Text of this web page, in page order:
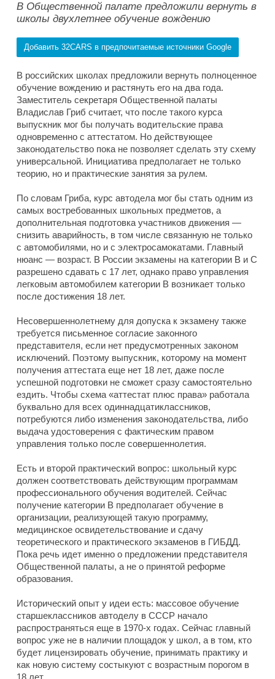
В Общественной палате предложили вернуть в
школы двухлетнее обучение вождению
Добавить 32CARS в предпочитаемые источники Google
В российских школах предложили вернуть полноценное
обучение вождению и растянуть его на два года.
Заместитель секретаря Общественной палаты
Владислав Гриб считает, что после такого курса
выпускник мог бы получать водительские права
одновременно с аттестатом. Но действующее
законодательство пока не позволяет сделать эту схему
универсальной. Инициатива предполагает не только
теорию, но и практические занятия за рулем.
По словам Гриба, курс автодела мог бы стать одним из
самых востребованных школьных предметов, а
дополнительная подготовка участников движения —
снизить аварийность, в том числе связанную не только
с автомобилями, но и с электросамокатами. Главный
нюанс — возраст. В России экзамены на категории B и C
разрешено сдавать с 17 лет, однако право управления
легковым автомобилем категории B возникает только
после достижения 18 лет.
Несовершеннолетнему для допуска к экзамену также
требуется письменное согласие законного
представителя, если нет предусмотренных законом
исключений. Поэтому выпускник, которому на момент
получения аттестата еще нет 18 лет, даже после
успешной подготовки не сможет сразу самостоятельно
ездить. Чтобы схема «аттестат плюс права» работала
буквально для всех одиннадцатиклассников,
потребуются либо изменения законодательства, либо
выдача удостоверения с фактическим правом
управления только после совершеннолетия.
Есть и второй практический вопрос: школьный курс
должен соответствовать действующим программам
профессионального обучения водителей. Сейчас
получение категории B предполагает обучение в
организации, реализующей такую программу,
медицинское освидетельствование и сдачу
теоретического и практического экзаменов в ГИБДД.
Пока речь идет именно о предложении представителя
Общественной палаты, а не о принятой реформе
образования.
Исторический опыт у идеи есть: массовое обучение
старшеклассников автоделу в СССР начало
распространяться еще в 1970-х годах. Сейчас главный
вопрос уже не в наличии площадок у школ, а в том, кто
будет лицензировать обучение, принимать практику и
как новую систему состыкуют с возрастным порогом в
18 лет.